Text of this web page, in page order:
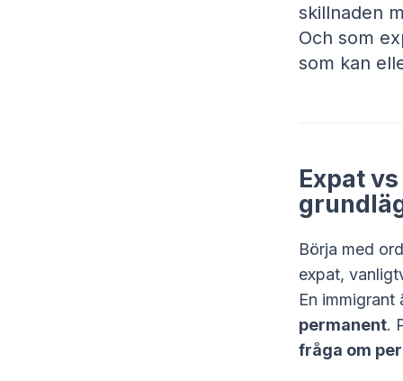
skillnaden
Och som
som kan
Expat
Börja med
expat,
En immigrant
permanent.
fråga om